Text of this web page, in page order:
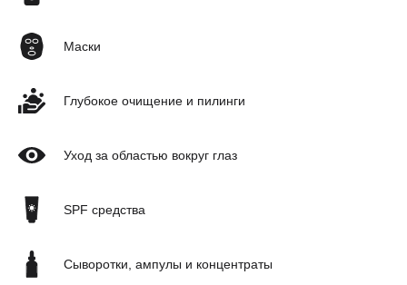
Маски
Глубокое очищение и пилинги
Уход за областью вокруг глаз
SPF средства
Сыворотки, ампулы и концентраты